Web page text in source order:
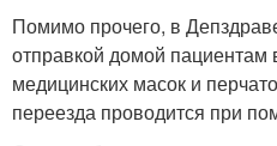
Помимо прочего, в
отправкой домой пациентам
медицинских масок и
переезда проводится при